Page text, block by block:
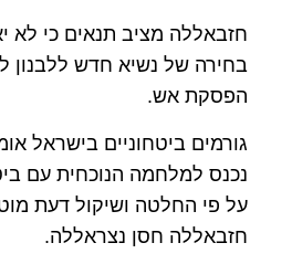
חזבאללה מציב תנאים כי לא
בחירה של נשיא חדש ללבנון
הפסקת אש.
גורמים ביטחוניים בישראל
נכנס למלחמה הנוכחית עם
על פי החלטה ושיקול דעת
חזבאללה חסן נצראללה.